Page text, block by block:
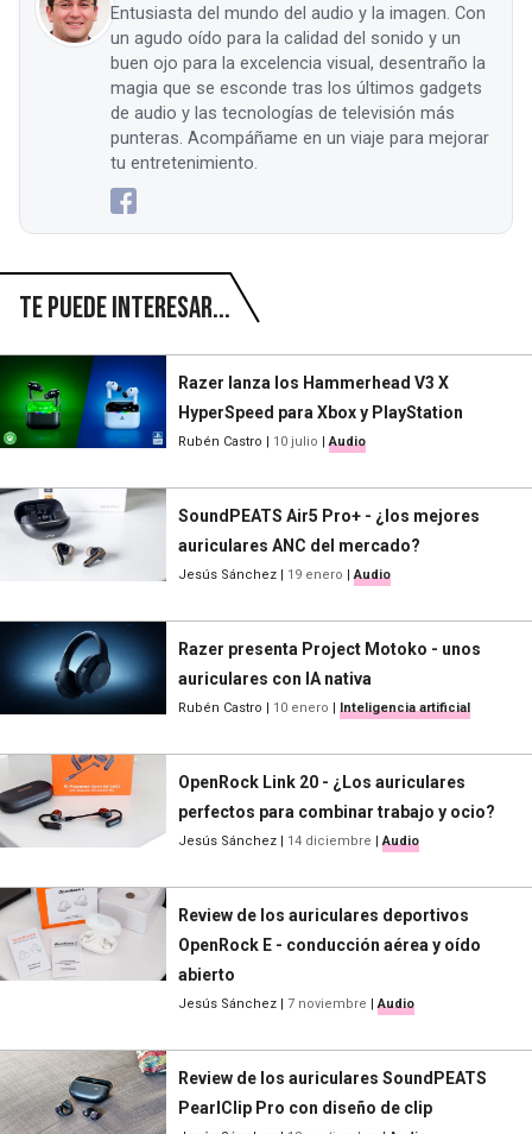
Entusiasta del mundo del audio y la imagen. Con
un agudo oído para la calidad del sonido y un
buen ojo para la excelencia visual, desentraño la
magia que se esconde tras los últimos gadgets
de audio y las tecnologías de televisión más
punteras. Acompáñame en un viaje para mejorar
tu entretenimiento.
Te puede interesar...
Razer lanza los Hammerhead V3 X
HyperSpeed para Xbox y PlayStation
Rubén Castro | 10 julio | Audio
SoundPEATS Air5 Pro+ - ¿los mejores
auriculares ANC del mercado?
Jesús Sánchez | 19 enero | Audio
Razer presenta Project Motoko - unos
auriculares con IA nativa
Rubén Castro | 10 enero | Inteligencia artificial
OpenRock Link 20 - ¿Los auriculares
perfectos para combinar trabajo y ocio?
Jesús Sánchez | 14 diciembre | Audio
Review de los auriculares deportivos
OpenRock E - conducción aérea y oído
abierto
Jesús Sánchez | 7 noviembre | Audio
Review de los auriculares SoundPEATS
PearlClip Pro con diseño de clip